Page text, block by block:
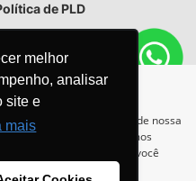
melhor
analisar
site e
mais
de PLD
navegação, fazemos uso de nossa
dados pessoais respeitamos
com a navegação e visita você